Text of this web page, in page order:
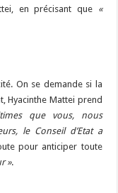
en précisant que «
On se demande si la
Hyacinthe Mattei prend
que vous, nous
le Conseil d’Etat a
pour anticiper toute
».